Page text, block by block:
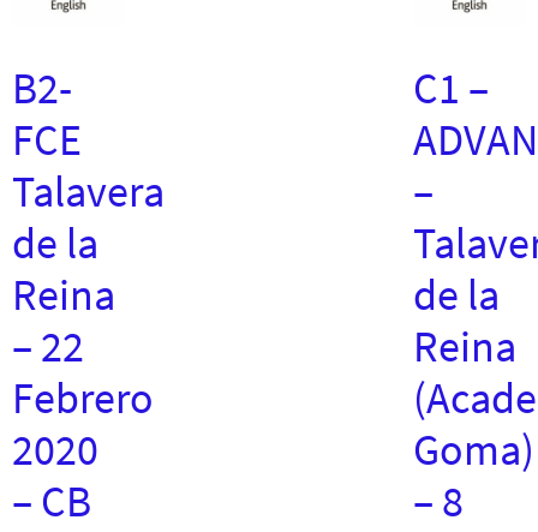
B2-
FCE
Talavera
de la
Reina
– 22
Febrero
2020
– CB
C1 –
–
de la
Reina
Goma)
– 8